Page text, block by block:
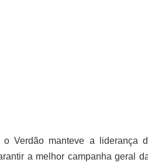
o Verdão manteve a
a melhor campanha geral